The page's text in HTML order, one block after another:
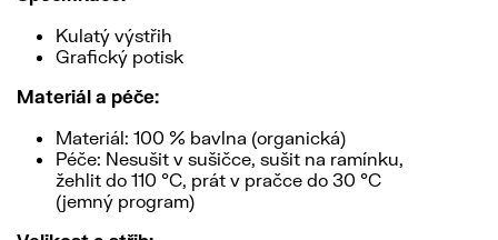
Kulatý výstřih
Grafický potisk
Materiál a péče:
Materiál: 100 % bavlna (organická)
Péče: Nesušit v sušičce, sušit na ramínku,
žehlit do 110 °C, prát v pračce do 30 °C
(jemný program)